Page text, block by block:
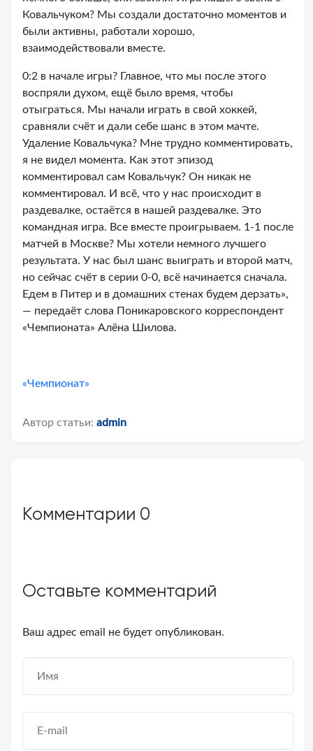
Ковальчуком? Мы создали достаточно моментов и
были активны, работали хорошо,
взаимодействовали вместе.
0:2 в начале игры? Главное, что мы после этого
воспряли духом, ещё было время, чтобы
отыграться. Мы начали играть в свой хоккей,
сравняли счёт и дали себе шанс в этом мачте.
Удаление Ковальчука? Мне трудно комментировать,
я не видел момента. Как этот эпизод
комментировал сам Ковальчук? Он никак не
комментировал. И всё, что у нас происходит в
раздевалке, остаётся в нашей раздевалке. Это
командная игра. Все вместе проигрываем. 1-1 после
матчей в Москве? Мы хотели немного лучшего
результата. У нас был шанс выиграть и второй матч,
но сейчас счёт в серии 0-0, всё начинается сначала.
Едем в Питер и в домашних стенах будем дерзать»,
— передаёт слова Поникаровского корреспондент
«Чемпионата» Алёна Шилова.
«Чемпионат»
Автор статьи: admin
Комментарии 0
Оставьте комментарий
Ваш адрес email не будет опубликован.